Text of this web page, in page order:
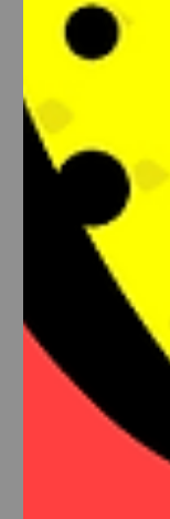
‘생활형 마사지알바 소비’가 경기
성과 고물가 속
표가 있습니다.
의 음주·회식
회식과 야간 음
거처럼 밤 문화·
경향이 늘고 있
🧑‍💼 유흥 알바